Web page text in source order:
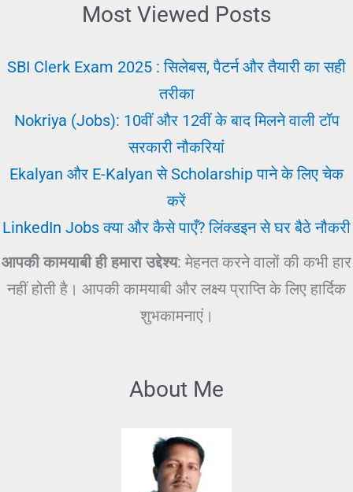
Most Viewed Posts
SBI Clerk Exam 2025 : सिलेबस, पैटर्न और तैयारी का सही
तरीका
Nokriya (Jobs): 10वीं और 12वीं के बाद मिलने वाली टॉप
सरकारी नौकरियां
Ekalyan और E-Kalyan से Scholarship पाने के लिए चेक
करें
LinkedIn Jobs क्या और कैसे पाएँ? लिंक्डइन से घर बैठे नौकरी
आपकी कामयाबी ही हमारा उद्देश्य: मेहनत करने वालों की कभी हार
नहीं होती है। आपकी कामयाबी और लक्ष्य प्राप्ति के लिए हार्दिक
शुभकामनाएं।
About Me